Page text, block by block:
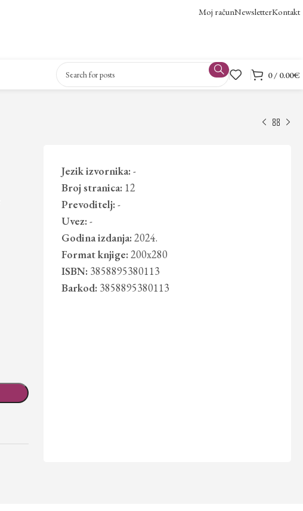
Moj računNewsletterKontakt
0/ 0.00€
Jezik izvornika: -
Broj stranica: 12
Prevoditelj: -
Uvez: -
Godina izdanja: 2024.
Format knjige: 200x280
ISBN: 3858895380113
Barkod: 3858895380113